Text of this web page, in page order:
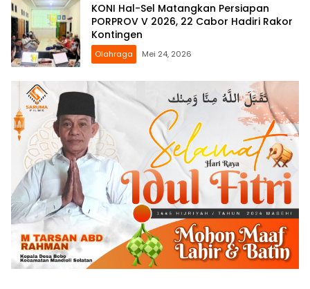
KONI Hal-Sel Matangkan Persiapan
PORPROV V 2026, 22 Cabor Hadiri Rakor
Kontingen
Olahraga Mei 24, 2026